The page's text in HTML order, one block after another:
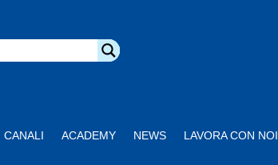
CANALI ACADEMY NEWS LAVORA CON NOI